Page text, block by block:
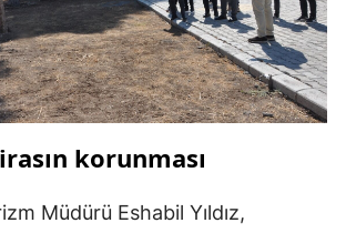
korunması
Müdürü Eshabil Yıldız,